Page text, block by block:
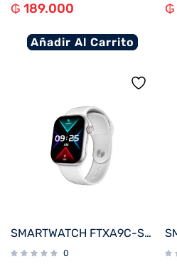
₲ 189.000
Añadir Al Carrito
₲
SMARTWATCH FTXA9C-SVW 46MM PLATA/GRIS ANDROID/IOS/BT/FREC. CARD
0